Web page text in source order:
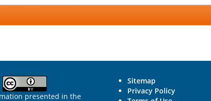
presented in the
Sitemap
Privacy Policy